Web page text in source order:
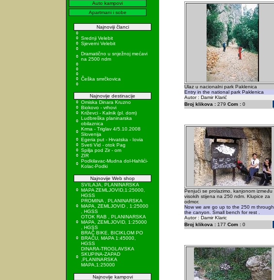
Auto kampovi
Apartmani i sobe
Najnoviji članci
Srednji Velebit
Sjeverni Velebit
Dramatično u snježnoj mećavi
na 2500 ndm
Češka smrčkovica
Najnovije destinacije
Omiska Dinara Kruzno
Biokovo - vrhovi
Križevci - Kalnik (pl. dom)
Ludbreška planinarska
obilaznica
Krma - Triglav 4/5.10.2008
Slovenija
Egeria put - Hrvatska - Iovia
Sveti Vid - otok Pag
Spilja pod Zir - om
ZIR
Podkilavac-Mudna dol-Hahlići-
Kolac-Podki
Najnovije Web shop
SVILAJA, PLANINARSKA
MAPA ZEMLJOVID,1:25000,
HGSS
PROMINA , PLANINARSKA
MAPA, ZEMLJOVID , 1:25000
, HGSS
OTOK RAB , PLANINARSKA
MAPA, ZEMLJOVID, 1:25000
, HGSS
BRAČ BIKE, BICIKLOM PO
BRAČU, MAPA 1:45000,
HGSS
DINARA-TROGLAVSKA
SKUPINA-ZAPAD
,PLANINARSKA
MAPA,1:25000
Najnovije kampovi
Ulaz u nacionalni park Paklenica
Entry in the national park Paklenica
Autor : Damir Klarić
Broj klikova : 279 Com : 0
Penjući se prolazimo, kanjonom između
visokih stijena na 250 ndm. Klupice za
odmor.
Now we are go up to the 250 m through
the canyon. Small bench for rest .
Autor : Damir Klaric
Broj klikova : 177 Com : 0